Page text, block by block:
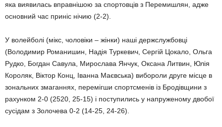
яка виявилась вправнішою за спортовців з Перемишлян, адже
основний час приніс нічию (2-2).
У волейболі (мікс, чоловіки – жінки) наші держслужбовці
(Володимир Романишин, Надія Туркевич, Сергій Цокало, Ольга
Рудко, Богдан Савула, Мирослава Янчук, Оксана Литвин, Юлія
Короляк, Віктор Конц, Іванна Маєвська) вибороли друге місце в
зональних змаганнях, перемігши спортсменів із Бродівщини з
рахунком 2-0 (2520, 25-15) і поступились у напруженому двобої
сусідам з Золочева 0-2 (14-25, 24-26).